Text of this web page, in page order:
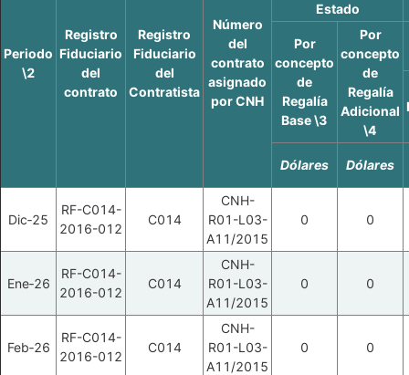
Periodo
\2
Registro
Fiduciario
del
contrato
Registro
Fiduciario
del
Contratista
Número
del
contrato
asignado
por CNH
Estado
Por
concepto
de
Regalía
Base \3
Por
concepto
de
Regalía
Adicional
\4
Dólares Dólares
Dic‑25
RF-C014-
2016-012
C014
CNH-
R01-L03-
A11/2015
0 0
Ene‑26
RF-C014-
2016-012
C014
CNH-
R01-L03-
A11/2015
0 0
Feb‑26
RF-C014-
2016-012
C014
CNH-
R01-L03-
A11/2015
0 0